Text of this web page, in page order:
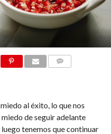
al éxito, lo que nos
de seguir adelante
tenemos que continuar